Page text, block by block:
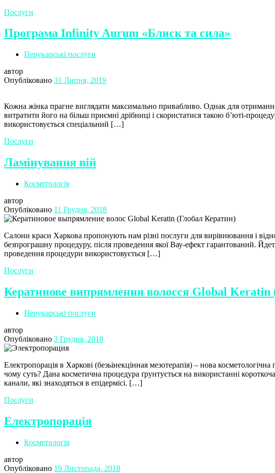
Послуги
Програма Infinity Aurum «Блиск та сила»
Перукарські послуги
автор
Опубліковано 31 Липня, 2019
Кожна жінка прагне виглядати максимально привабливо. Однак для
витратити його на більш приємні дрібниці і скористатися такою б’юті-
використовується спеціальний […]
Послуги
Ламінування вій
Косметологія
автор
Опубліковано 11 Грудня, 2018
Салони краси Харкова пропонують нам різні послуги для вирівнювання і
безпрограшну процедуру, після проведення якої Вау-ефект гарантований.
проведення процедури використовується […]
Послуги
Кератинове випрямлення волосся Global Keratin
Перукарські послуги
автор
Опубліковано 3 Грудня, 2018
Електропорація в Харкові (безьінекцінная мезотерапія) – нова
чому суть? Дана косметична процедура ґрунтується на використанні
канали, які знаходяться в епідермісі. […]
Послуги
Електропорація
Косметологія
автор
Опубліковано 19 Листопада, 2018